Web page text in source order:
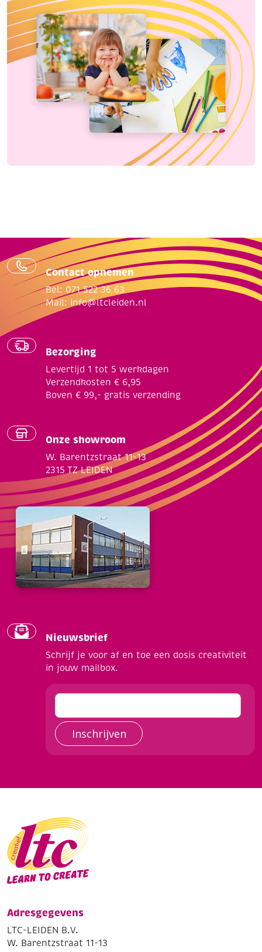
Contact opnemen
Bel: 071 522 36 63
Mail: info@ltcleiden.nl
Bezorging
Levertijd 1 tot 5 werkdagen
Verzendkosten € 6,95
Boven € 99,- gratis verzending
Onze showroom
W. Barentzstraat 11-13
2315 TZ LEIDEN
Nieuwsbrief
Schrijf je voor af en toe een dosis creativiteit
in jouw mailbox.
Inschrijven
Adresgegevens
LTC-LEIDEN B.V.
W. Barentzstraat 11-13